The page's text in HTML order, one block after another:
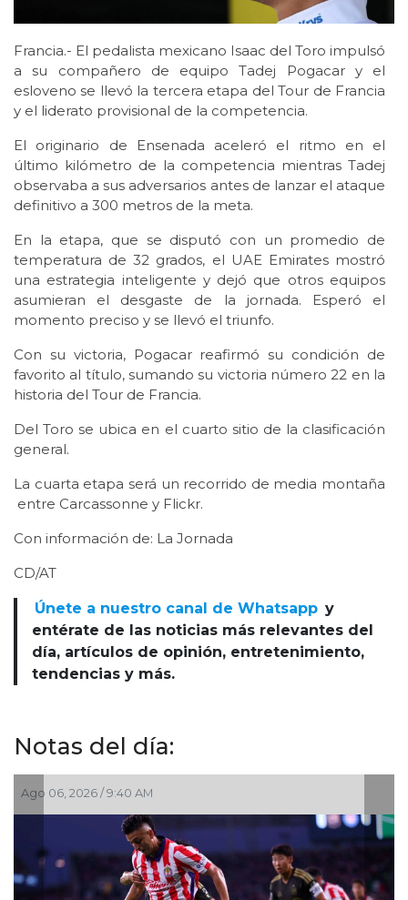
Francia.- El pedalista mexicano Isaac del Toro impulsó
a su compañero de equipo Tadej Pogacar y el
esloveno se llevó la tercera etapa del Tour de Francia
y el liderato provisional de la competencia.
El originario de Ensenada aceleró el ritmo en el
último kilómetro de la competencia mientras Tadej
observaba a sus adversarios antes de lanzar el ataque
definitivo a 300 metros de la meta.
En la etapa, que se disputó con un promedio de
temperatura de 32 grados, el UAE Emirates mostró
una estrategia inteligente y dejó que otros equipos
asumieran el desgaste de la jornada. Esperó el
momento preciso y se llevó el triunfo.
Con su victoria, Pogacar reafirmó su condición de
favorito al título, sumando su victoria número 22 en la
historia del Tour de Francia.
Del Toro se ubica en el cuarto sitio de la clasificación
general.
La cuarta etapa será un recorrido de media montaña
entre Carcassonne y Flickr.
Con información de: La Jornada
CD/AT
Únete a nuestro canal de Whatsapp y
entérate de las noticias más relevantes del
día, artículos de opinión, entretenimiento,
tendencias y más.
Notas del día:
Ago 06, 2026 / 9:40 AM